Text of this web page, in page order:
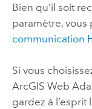
Bien qu’il soit
paramètre, vous
communication
Si vous
ArcGIS Web
gardez à l’esprit